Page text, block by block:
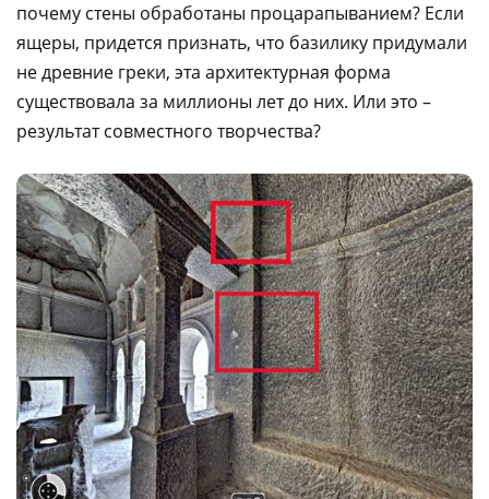
почему стены обработаны процарапыванием? Если
ящеры, придется признать, что базилику придумали
не древние греки, эта архитектурная форма
существовала за миллионы лет до них. Или это –
результат совместного творчества?